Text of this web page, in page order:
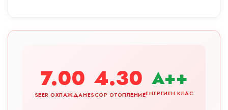
7.00
SEER ОХЛАЖДАНЕ
4.30
SCOP ОТОПЛЕНИЕ
A++
ЕНЕРГИЕН КЛАС